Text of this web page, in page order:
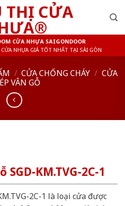
CỬA NHỰA SAIGONDOOR
NHỰA GIÁ TỐT NHẤT TẠI SÀI GÒN
/ CỬA CHỐNG CHÁY / CỬA
VÂN GỖ
KM.TVG-2C-1
2C-1 là loại cửa được